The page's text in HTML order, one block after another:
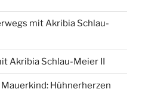
mit Akribia Schlau-
Akribia Schlau-Meier II
Hühnerherzen